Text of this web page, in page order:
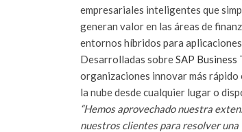
empresariales inteligentes que
generan valor en las áreas de
entornos híbridos para
Desarrolladas sobreSAP
organizaciones innovar más rápido
la nube desde cualquier lugar o
“Hemos aprovechado nuestra
nuestros clientes para resolver